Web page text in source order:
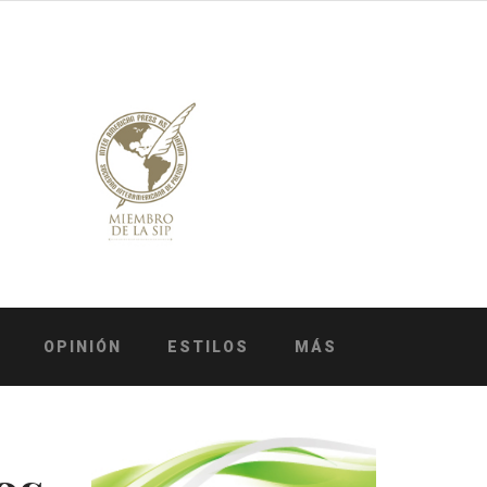
OPINIÓN ESTILOS MÁS